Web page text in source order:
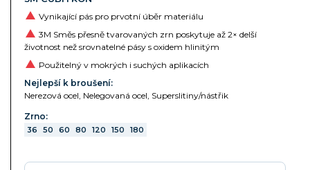
Vynikající pás pro prvotní úběr materiálu
3M Směs přesně tvarovaných zrn poskytuje až 2× delší
životnost než srovnatelné pásy s oxidem hlinitým
Použitelný v mokrých i suchých aplikacích
Nejlepší k broušení:
Nerezová ocel, Nelegovaná ocel, Superslitiny/nástřik
Zrno:
36 50 60 80 120 150 180